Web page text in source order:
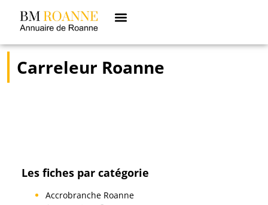
Carreleur Roanne
Les fiches par catégorie
Accrobranche Roanne